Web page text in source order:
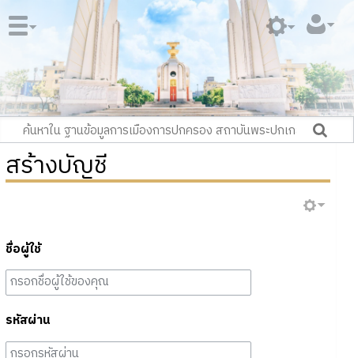
สร้างบัญชี
ชื่อผู้ใช้
รหัสผ่าน